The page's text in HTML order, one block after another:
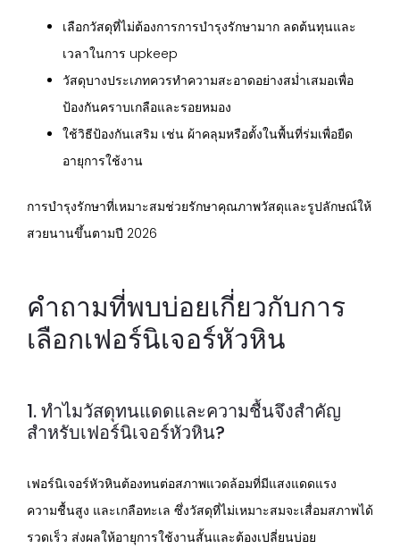
เลือกวัสดุที่ไม่ต้องการการบำรุงรักษามาก ลดต้นทุนและ
เวลาในการ upkeep
วัสดุบางประเภทควรทำความสะอาดอย่างสม่ำเสมอเพื่อ
ป้องกันคราบเกลือและรอยหมอง
ใช้วิธีป้องกันเสริม เช่น ผ้าคลุมหรือตั้งในพื้นที่ร่มเพื่อยืด
อายุการใช้งาน
การบำรุงรักษาที่เหมาะสมช่วยรักษาคุณภาพวัสดุและรูปลักษณ์ให้
สวยนานขึ้นตามปี 2026
คำถามที่พบบ่อยเกี่ยวกับการ
เลือกเฟอร์นิเจอร์หัวหิน
1. ทำไมวัสดุทนแดดและความชื้นจึงสำคัญ
สำหรับเฟอร์นิเจอร์หัวหิน?
เฟอร์นิเจอร์หัวหินต้องทนต่อสภาพแวดล้อมที่มีแสงแดดแรง
ความชื้นสูง และเกลือทะเล ซึ่งวัสดุที่ไม่เหมาะสมจะเสื่อมสภาพได้
รวดเร็ว ส่งผลให้อายุการใช้งานสั้นและต้องเปลี่ยนบ่อย